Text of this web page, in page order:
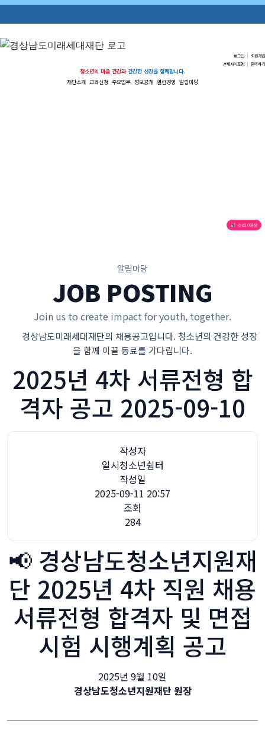
로그인 | 회원가입
전체사이트맵 | 문의하기
청소년의 마음 건강과 건강한 성장을 함께합니다.
재단소개 교육신청 주요업무 정보공개 열린경영 알림마당
🔊 소리/재생
알림마당
JOB POSTING
Join us to create impact for youth, together.
경상남도미래세대재단의 채용공고입니다. 청소년의 건강한 성장
을 함께 이끌 동료를 기다립니다.
2025년 4차 서류전형 합
격자 공고 2025-09-10
작성자
일시청소년쉼터
작성일
2025-09-11 20:57
조회
284
📢 경상남도청소년지원재
단 2025년 4차 직원 채용
서류전형 합격자 및 면접
시험 시행계획 공고
2025년 9월 10일
경상남도청소년지원재단 원장